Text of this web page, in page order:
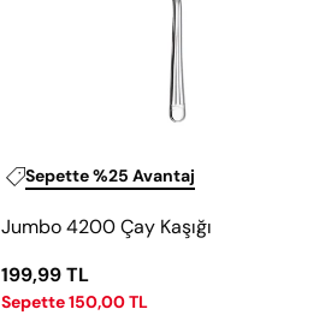
Sepette %25 Avantaj
Jumbo 4200 Çay Kaşığı
199,99 TL
Sepette 150,00 TL